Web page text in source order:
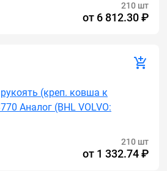
210 шт
от 6 812.30 ₽
(креп. ковша к
Аналог (BHL VOLVO:
210 шт
от 1 332.74 ₽